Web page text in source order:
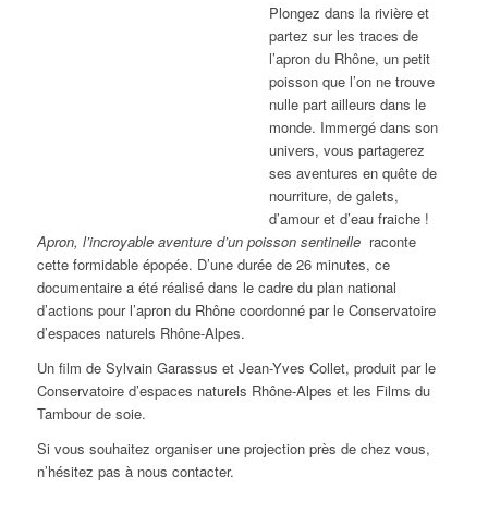
Plongez dans la rivière et
partez sur les traces de
l’apron du Rhône, un petit
poisson que l’on ne trouve
nulle part ailleurs dans le
monde. Immergé dans son
univers, vous partagerez
ses aventures en quête de
nourriture, de galets,
d’amour et d’eau fraiche !
Apron, l’incroyable aventure d’un poisson sentinelleraconte
cette formidable épopée. D’une durée de 26 minutes, ce
documentaire a été réalisé dans le cadre du plan national
d’actions pour l’apron du Rhône coordonné par le Conservatoire
d’espaces naturels Rhône-Alpes.
Un film de Sylvain Garassus et Jean-Yves Collet, produit par le
Conservatoire d’espaces naturels Rhône-Alpes et les Films du
Tambour de soie.
Si vous souhaitez organiser une projection près de chez vous,
n’hésitez pas à nous contacter.